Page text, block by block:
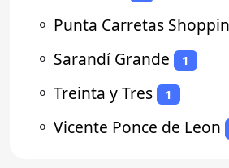
⚬ Punta Carretas
⚬ Sarandí Grande 1
⚬ Treinta y Tres 1
⚬ Vicente Ponce de Leon